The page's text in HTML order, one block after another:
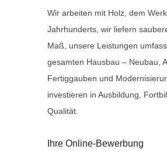
Wir arbeiten mit Holz, dem
Jahrhunderts, wir liefern
Maß, unsere Leistungen
gesamten Hausbau – Neubau,
Fertiggauben und
investieren in Ausbildung,
Qualität.
Ihre Online-Bewerbung